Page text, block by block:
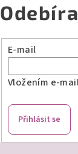
E-mail
Vložením e-
Přihlásit se